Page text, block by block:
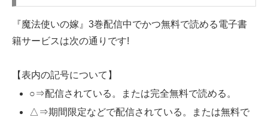
『魔法使いの嫁』3巻配信中でかつ無料で読める電子書
籍サービスは次の通りです!
【表内の記号について】
○⇒配信されている。または完全無料で読める。
△⇒期間限定などで配信されている。または無料で